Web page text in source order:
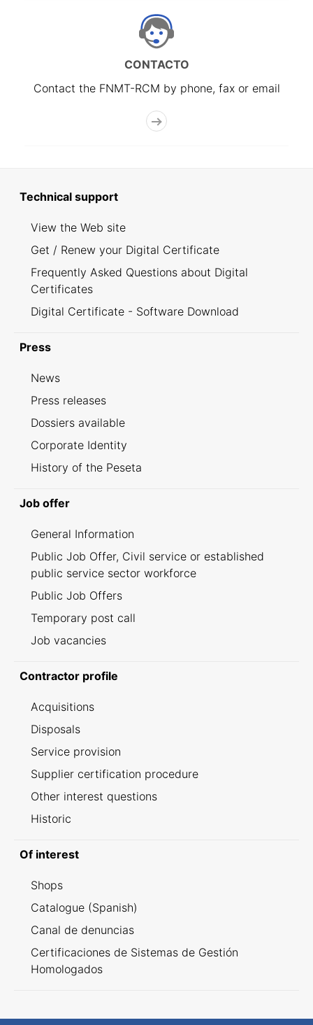
CONTACTO
Contact the FNMT-RCM by phone, fax or email
Technical support
View the Web site
Get / Renew your Digital Certificate
Frequently Asked Questions about Digital
Certificates
Digital Certificate - Software Download
Press
News
Press releases
Dossiers available
Corporate Identity
History of the Peseta
Job offer
General Information
Public Job Offer, Civil service or established
public service sector workforce
Public Job Offers
Temporary post call
Job vacancies
Contractor profile
Acquisitions
Disposals
Service provision
Supplier certification procedure
Other interest questions
Historic
Of interest
Shops
Catalogue (Spanish)
Canal de denuncias
Certificaciones de Sistemas de Gestión
Homologados